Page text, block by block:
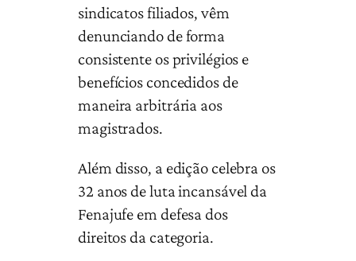
sindicatos filiados, vêm
denunciando de forma
consistente os privilégios e
benefícios concedidos de
maneira arbitrária aos
magistrados.
Além disso, a edição celebra os
32 anos de luta incansável da
Fenajufe em defesa dos
direitos da categoria.